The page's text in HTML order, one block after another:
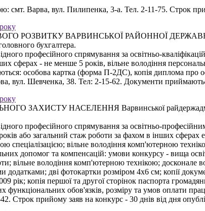
смт. Варва, вул. Пилипенка, 3-а. Тел. 2-11-75. Строк
ВАРВИНСЬКОЇ РАЙОННОЇ ДЕРЖАВНОЇ
бухгалтера.
професійного спрямування за освітньо-
сферах - не менше 5 років, вільне володіння
особова картка (форма П-2ДС), копія диплома про
вул. Шевченка, 38. Тел: 2-15-62. Документи
НАСЕЛЕННЯ Варвинської
професійного спрямування за освітньо-
років або загальний стаж роботи за фахом в інших
спеціалізацією; вільне володіння комп'ютерною
допомог та компенсацій: умови конкурсу - вища
вільне володіння комп'ютерною технікою;
дві фотокартки розміром 4х6 см; копії
рік; копія першої та другої сторінок паспорта
функціональних обов'язків, розміру та умов оплати
Строк прийому заяв на конкурс - 30 днів від дня